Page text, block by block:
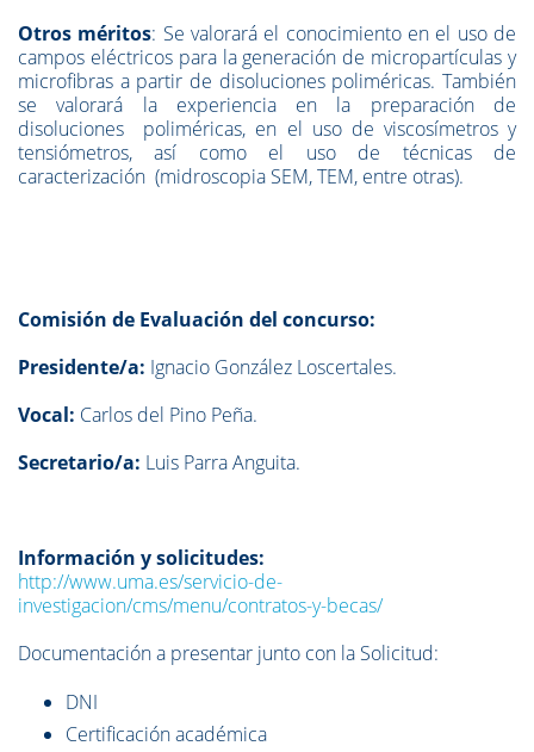
Otros méritos: Se valorará el conocimiento en el uso de
campos eléctricos para la generación de micropartículas y
microfibras a partir de disoluciones poliméricas. También
se valorará la experiencia en la preparación de
disoluciones poliméricas, en el uso de viscosímetros y
tensiómetros, así como el uso de técnicas de
caracterización (midroscopia SEM, TEM, entre otras).
Comisión de Evaluación del concurso:
Presidente/a: Ignacio González Loscertales.
Vocal: Carlos del Pino Peña.
Secretario/a: Luis Parra Anguita.
Información y solicitudes:
http://www.uma.es/servicio-de-
investigacion/cms/menu/contratos-y-becas/
Documentación a presentar junto con la Solicitud:
DNI
Certificación académica